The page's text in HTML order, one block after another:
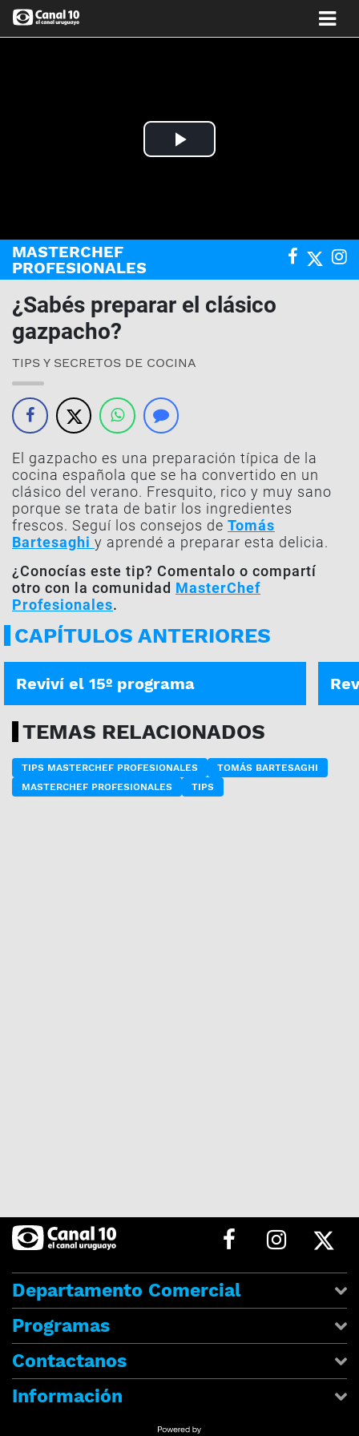
Play
MASTERCHEF
PROFESIONALES
¿Sabés preparar el clásico
gazpacho?
TIPS Y SECRETOS DE COCINA
El gazpacho es una preparación típica de la
cocina española que se ha convertido en un
clásico del verano. Fresquito, rico y muy sano
porque se trata de batir los ingredientes
frescos. Seguí los consejos de Tomás
Bartesaghi y aprendé a preparar esta delicia.
¿Conocías este tip? Comentalo o compartí
otro con la comunidad MasterChef
Profesionales.
CAPÍTULOS ANTERIORES
PROGRAMA COMPLETO
Reviví el 15º programa
TEMAS RELACIONADOS
TIPS MASTERCHEF PROFESIONALES
TOMÁS BARTESAGHI
MASTERCHEF PROFESIONALES
TIPS
Departamento Comercial
Programas
Contactanos
Información